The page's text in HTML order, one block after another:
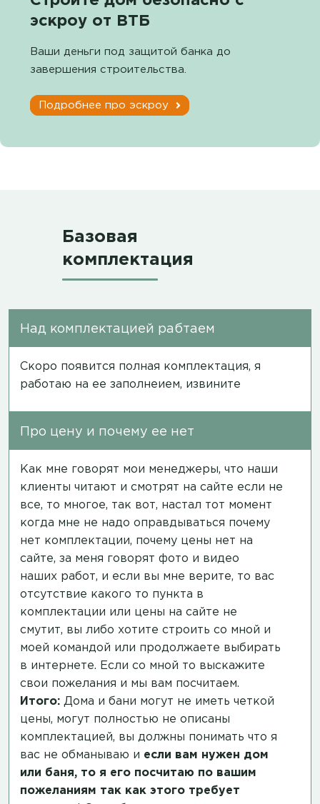
эскроу от ВТБ
Ваши деньги под защитой банка до
завершения строительства.
Подробнее про эскроу
Базовая
комплектация
Над комплектацией рабтаем
Скоро появится полная комплектация, я
работаю на ее заполнеием, извините
Про цену и почему ее нет
Как мне говорят мои менеджеры, что наши
клиенты читают и смотрят на сайте если не
все, то многое, так вот, настал тот момент
когда мне не надо оправдываться почему
нет комплектации, почему цены нет на
сайте, за меня говорят фото и видео
наших работ, и если вы мне верите, то вас
отсутствие какого то пункта в
комплектации или цены на сайте не
смутит, вы либо хотите строить со мной и
моей командой или продолжаете выбирать
в интернете. Если со мной то выскажите
свои пожелания и мы вам посчитаем.
Итого: Дома и бани могут не иметь четкой
цены, могут полностью не описаны
комплектацией, вы должны понимать что я
вас не обманываю и если вам нужен дом
или баня, то я его посчитаю по вашим
пожеланиям так как этого требует